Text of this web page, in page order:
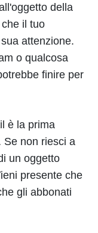
della
il tuo
attenzione.
o qualcosa
finire per
è la prima
Se non riesci a
un oggetto
presente che
gli abbonati